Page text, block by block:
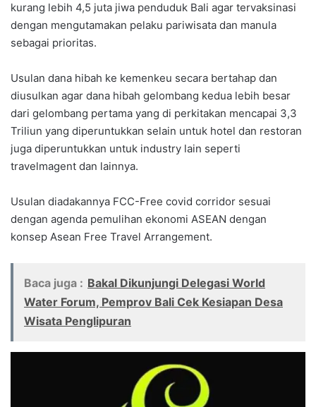
kurang lebih 4,5 juta jiwa penduduk Bali agar tervaksinasi
dengan mengutamakan pelaku pariwisata dan manula
sebagai prioritas.
Usulan dana hibah ke kemenkeu secara bertahap dan
diusulkan agar dana hibah gelombang kedua lebih besar
dari gelombang pertama yang di perkitakan mencapai 3,3
Triliun yang diperuntukkan selain untuk hotel dan restoran
juga diperuntukkan untuk industry lain seperti
travelmagent dan lainnya.
Usulan diadakannya FCC-Free covid corridor sesuai
dengan agenda pemulihan ekonomi ASEAN dengan
konsep Asean Free Travel Arrangement.
Baca juga : Bakal Dikunjungi Delegasi World
Water Forum, Pemprov Bali Cek Kesiapan Desa
Wisata Penglipuran